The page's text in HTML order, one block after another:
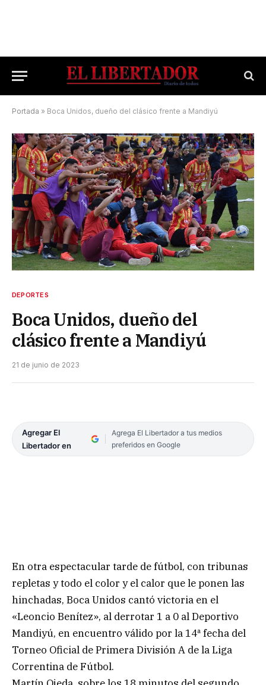
Portada » Boca Unidos, dueño del clásico frente a Mandiyú
DEPORTES
Boca Unidos, dueño del
clásico frente a Mandiyú
21 de junio de 2023
Agregar El
Libertador en
Agrega El Libertador a tus medios
preferidos en Google
En otra espectacular tarde de fútbol, con tribunas
repletas y todo el color y el calor que le ponen las
hinchadas, Boca Unidos cantó victoria en el
«Leoncio Benítez», al derrotar 1 a 0 al Deportivo
Mandiyú, en encuentro válido por la 14ª fecha del
Torneo Oficial de Primera División A de la Liga
Correntina de Fútbol.